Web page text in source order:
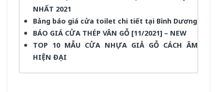
NHẤT 2021
Bảng báo giá cửa toilet chi tiết tại Bình Dương
BÁO GIÁ CỬA THÉP VÂN GỖ [11/2021] – NEW
TOP 10 MẪU CỬA NHỰA GIẢ GỖ CÁCH ÂM
HIỆN ĐẠI